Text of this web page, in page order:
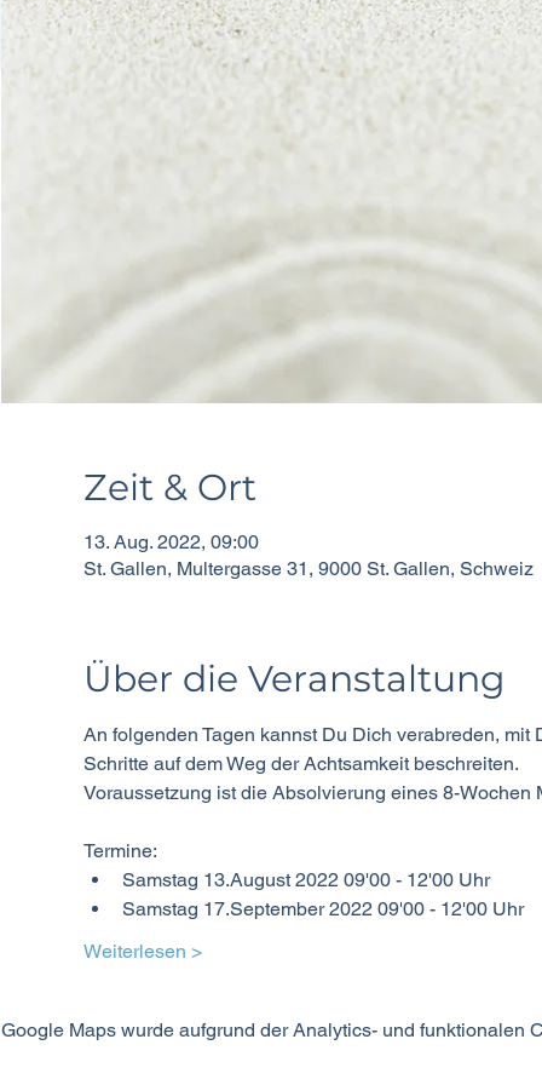
Zeit & Ort
13. Aug. 2022, 09:00
St. Gallen, Multergasse 31, 9000 St. Gallen, Schweiz
Über die Veranstaltung
An folgenden Tagen kannst Du Dich verabreden,
Schritte auf dem Weg der Achtsamkeit beschreiten.
Voraussetzung ist die Absolvierung eines 8-
Termine:
Samstag 13.August 2022 09'00 - 12'00 Uhr
Samstag 17.September 2022 09'00 - 12'00 Uhr
Weiterlesen >
Google Maps wurde aufgrund der Analytics- und funktionalen